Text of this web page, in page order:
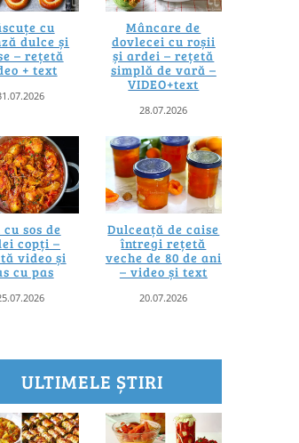
cu
dulce și
– rețetă
+ text
Mâncare de
dovlecei cu roșii
și ardei – rețetă
simplă de vară –
VIDEO+text
28.07.2026
cu sos de
copți –
video și
cu pas
Dulceață de caise
întregi rețetă
veche de 80 de ani
– video și text
20.07.2026
ULTIMELE ȘTIRI